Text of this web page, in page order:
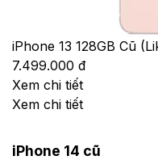
iPhone 13 128GB Cũ
7.499.000 đ
Xem chi tiết
Xem chi tiết
iPhone 14 cũ